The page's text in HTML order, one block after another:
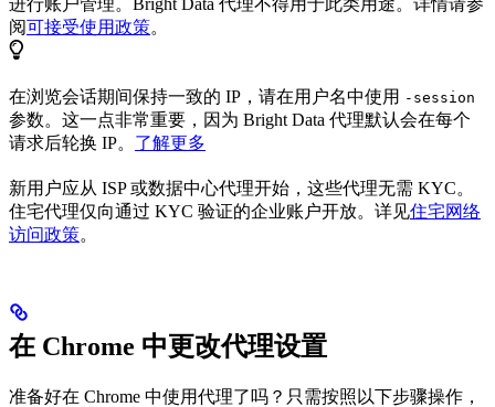
进行账户管理。Bright Data 代理不得用于此类用途。详情请参
阅可接受使用政策。
在浏览会话期间保持一致的 IP，请在用户名中使用 -session
参数。这一点非常重要，因为 Bright Data 代理默认会在每个
请求后轮换 IP。 了解更多
新用户应从 ISP 或数据中心代理开始，这些代理无需 KYC。
住宅代理仅向通过 KYC 验证的企业账户开放。详见住宅网络
访问政策。
在 Chrome 中更改代理设置
准备好在 Chrome 中使用代理了吗？只需按照以下步骤操作，